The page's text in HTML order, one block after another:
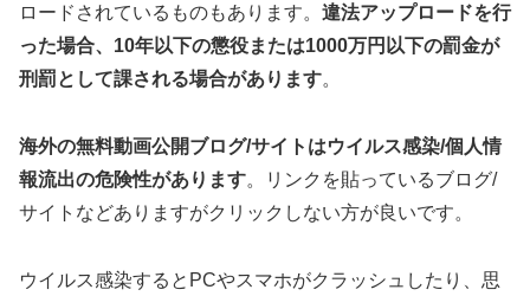
ロードされているものもあります。 違法アップロードを行
った場合、10年以下の懲役または1000万円以下の罰金が
刑罰として課される場合があります。
海外の無料動画公開ブログ/サイトはウイルス感染/個人情
報流出の危険性があります。リンクを貼っているブログ/
サイトなどありますがクリックしない方が良いです。
ウイルス感染するとPCやスマホがクラッシュしたり、思